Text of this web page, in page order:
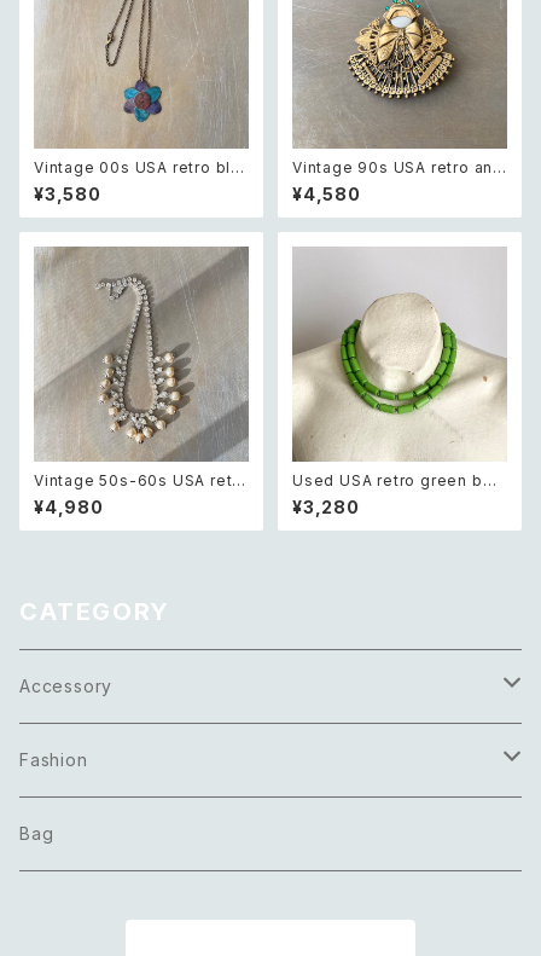
Vintage 00s USA retro blu
e painted botanical flower
design necklace レトロ アメ
リカ ヴィンテージ アクセサリー
ワー デザイン ネックレス
¥3,580
Vintage 90s USA retro ang
el nurse brooch レトロ アメ
リカ ヴィンテージ アクセサリー
エンジェル ナース ブローチ
¥4,580
Vintage 50s-60s USA retro
crystal bijou×pearl neckla
ce レトロ アメリカ ヴィンテー
ジ アクセサリー クリスタル ビジ
¥4,980
Used USA retro green bea
ds short necklace レトロ ア
メリカ ユーズド アクセサリー グ
リーン ビーズ 2連 ショート ネッ
¥3,280
CATEGORY
Accessory
Necklace
Pierce
Fashion
Tops
Bag